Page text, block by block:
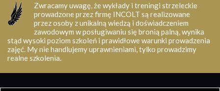
Zwracamy uwagę, że wykłady i treningi strzeleckie
prowadzone przez firmę INCOLT są realizowane
przez osoby z unikalną wiedzą i doświadczeniem
zawodowym w posługiwaniu się bronią palną, wynika
stąd wysoki poziom szkoleń i prawidłowe warunki prowadzenia
zajęć. My nie handlujemy uprawnieniami, tylko prowadzimy
realne szkolenia.